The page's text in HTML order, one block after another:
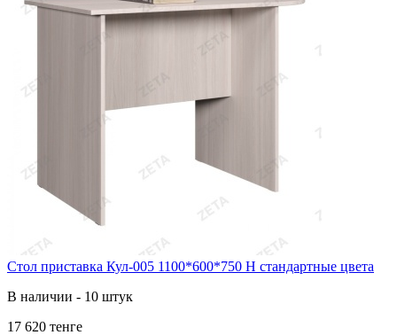
Стол приставка Кул-005 1100*600*750 Н стандартные цвета
В наличии - 10 штук
17 620 тенге